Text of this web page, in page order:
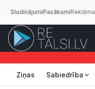
SludinājumiPasākumiReklāma
Ziņas Sabiedrība